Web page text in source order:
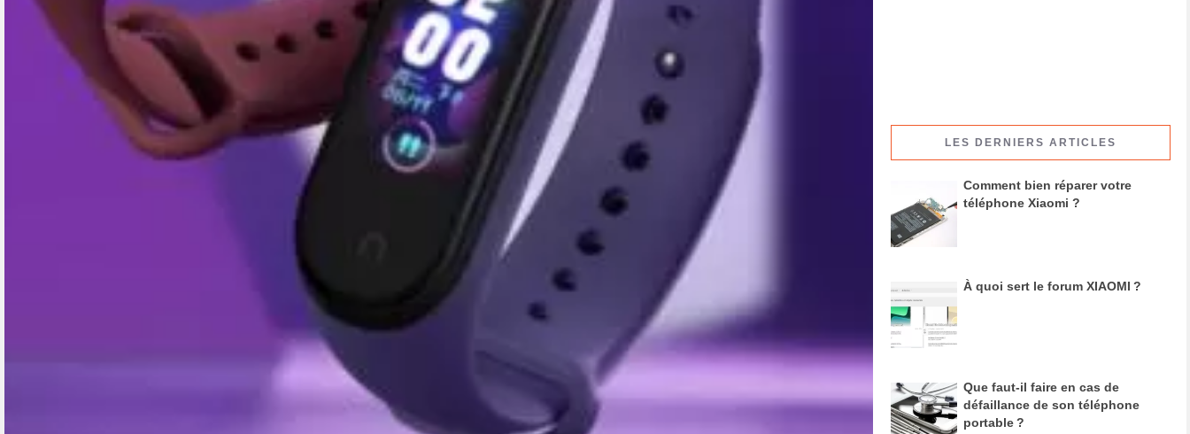
LES DERNIERS ARTICLES
Comment bien réparer votre
téléphone Xiaomi ?
À quoi sert le forum XIAOMI ?
Que faut-il faire en cas de
défaillance de son téléphone
portable ?